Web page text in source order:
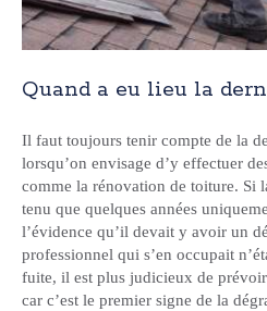
Quand a eu lieu la
Il faut toujours tenir compte de la
lorsqu’on envisage d’y effectuer
comme la rénovation de toiture. Si
tenu que quelques années
l’évidence qu’il devait y avoir un
professionnel qui s’en occupait
fuite, il est plus judicieux de
car c’est le premier signe de la